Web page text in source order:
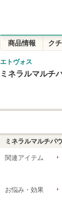
商品情報 ク
エトヴォス
ミネラルマルチ
ミネラルマルチパ
関連アイテム
お悩み・効果